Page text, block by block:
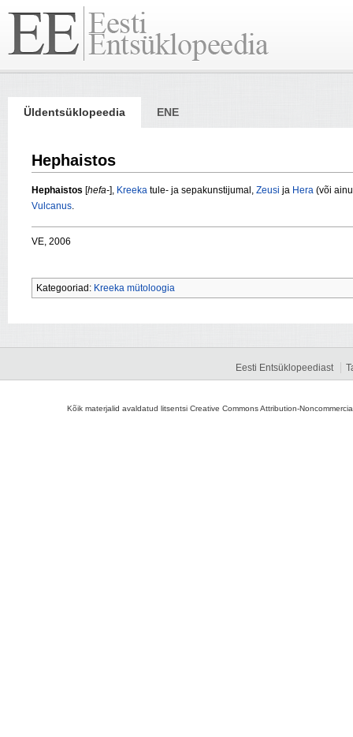
Üldentsüklopeedia ENE
Hephaistos
Hephaistos [hefa-], Kreeka tule- ja sepakunstijumal, Zeusi ja Hera (või
Vulcanus.
VE, 2006
Kategooriad: Kreeka mütoloogia
Eesti Entsüklopeediast
Kõik materjalid avaldatud litsentsi Creative Commons Attribution-